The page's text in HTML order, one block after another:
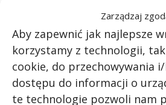
Zarządzaj
Aby zapewnić jak najlepsze
korzystamy z technologii,
cookie, do przechowywania
dostępu do informacji o
te technologie pozwoli nam
sieci neuronowe, które
bodźce. To jak osobiste
świadomości estetycznej.
Jednocześnie istnieją